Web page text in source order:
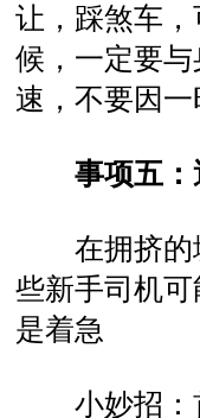
让，踩煞车
候，一定要
速，不要因
事项五：
在拥挤的城
些新手司机
是着急
小妙招：首